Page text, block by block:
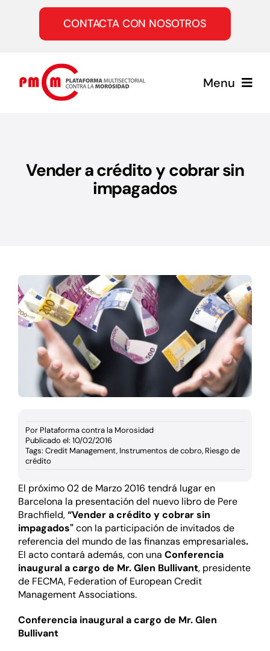
contenido
CONTACTA CON NOSOTROS
Menu
Quiénes somos
Documentación
Agenda
Prensa
Blog
Vender a crédito y cobrar sin
impagados
Por Plataforma contra la Morosidad
Publicado el: 10/02/2016
Tags: Credit Management, Instrumentos de cobro, Riesgo de
crédito
El próximo 02 de Marzo 2016 tendrá lugar en
Barcelona la presentación del nuevo libro de Pere
Brachfield,“Vender a crédito y cobrar sin
impagados"con la participación de invitados de
referencia del mundo de las finanzas empresariales.
El acto contará además, con una Conferencia
inaugural a cargo de Mr. Glen Bullivant, presidente
de FECMA, Federation of European Credit
Management Associations.
Conferencia inaugural a cargo de Mr. Glen
Bullivant